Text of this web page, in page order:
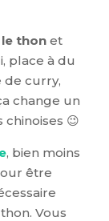
le thonet
place à du
de curry,
change un
chinoises 😉
, bien moins
être
Vous